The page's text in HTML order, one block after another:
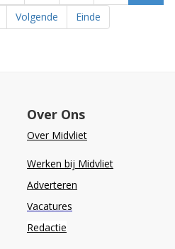
Volgende Einde
Over Ons
Over Midvliet
Werken bij Midvliet
Adverteren
Vacatures
Redactie